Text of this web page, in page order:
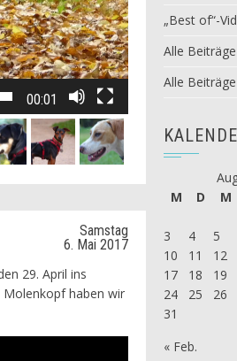
00:01
Samstag
6. Mai 2017
29. April ins
Molenkopf haben wir
„Best of“-
Alle
Alle
M
D M
3
4 5
10
11 12
17
18 19
24
25 26
31
« Feb.